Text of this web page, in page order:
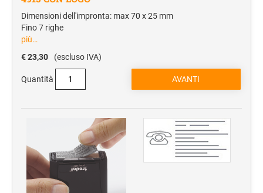
Dimensioni dell'impronta: max 70 x 25 mm
Fino 7 righe
più…
€ 23,30
(escluso IVA)
Quantità